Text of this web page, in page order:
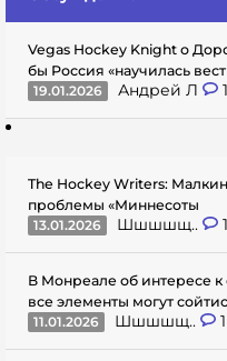
Vegas Hockey Knight о
бы Россия «научилась
19.01.2026
Андрей Л 1
The Hockey Writers:
проблемы «Миннесоты
13.01.2026
Шшшшщ.. 1
В Монреале об интересе
все элементы могут
11.01.2026
Шшшшщ.. 1